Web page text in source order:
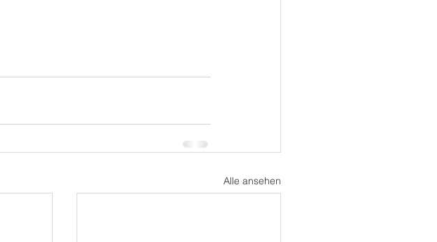
Alle ansehen